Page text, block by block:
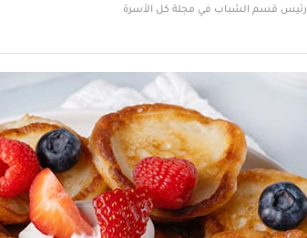
رئيس قسم الشباب في مجلة كل الأسرة